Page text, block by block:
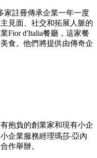
家註冊傳承企業一年一度
見面、社交和拓展人脈的
Fior d'Italia餐廳，這家餐
食。他們將提供由傳奇企
抱負的創業家和現有小企
企業服務經理瑪莎‧亞內
作舉辦。